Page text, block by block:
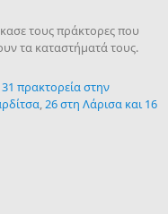
τους πράκτορες που
τα καταστήματά τους.
31 πρακτορεία στην
,26 στη Λάρισα και 16